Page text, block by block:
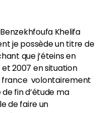
Khelifa
je possède un titre de
que j’éteins en
et 2007 en situation
france volontairement
fin d’étude ma
de faire un